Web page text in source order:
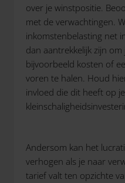
over je winstpositie.
met de verwachtingen.
inkomstenbelasting net
dan aantrekkelijk zijn
bijvoorbeeld kosten of
voren te halen. Houd
invloed die dit heeft op
Andersom kan het
verhogen als je naar
tarief valt ten opzichte